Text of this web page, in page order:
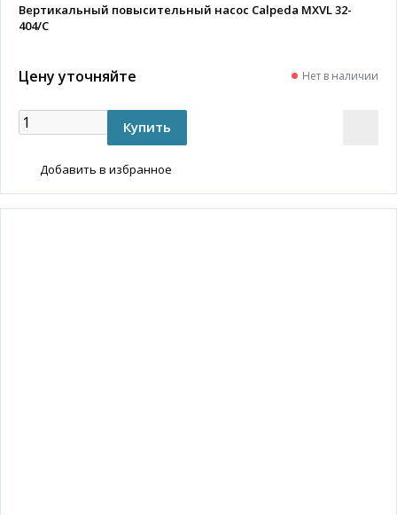
Вертикальный повысительный насос Calpeda MXVL 32-
404/C
Цену уточняйте Нет в наличии
Добавить в избранное